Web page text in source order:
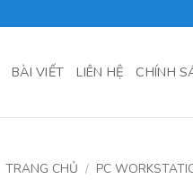
BÀI VIẾT LIÊN HỆ CHÍNH
TRANG CHỦ / PC